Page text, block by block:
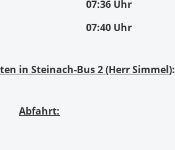
07:36 Uhr
07:40 Uhr
in Steinach-Bus 2 (Herr Simmel):
Abfahrt: